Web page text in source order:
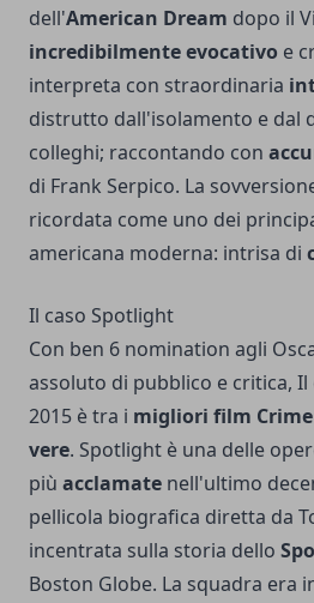
dell'American Dream dopo il
incredibilmente evocativo e
interpreta con straordinaria
distrutto dall'isolamento e dal
colleghi; raccontando con
di Frank Serpico. La
ricordata come uno dei
americana moderna: intrisa di
Il caso Spotlight
Con ben 6 nomination agli
assoluto di pubblico e critica,
2015 è tra i migliori film
vere. Spotlight è una delle
più acclamate nell'ultimo
pellicola biografica diretta da
incentrata sulla storia dello
Boston Globe. La squadra era